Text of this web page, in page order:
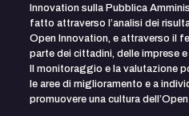
Innovation sulla Pubblica
fatto attraverso l’analisi dei
Open Innovation, e attraverso il
parte dei cittadini, delle imprese
Il monitoraggio e la valutazione
le aree di miglioramento e a
promuovere una cultura